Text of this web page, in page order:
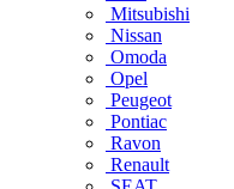
Mitsubishi
Nissan
Omoda
Opel
Peugeot
Pontiac
Ravon
Renault